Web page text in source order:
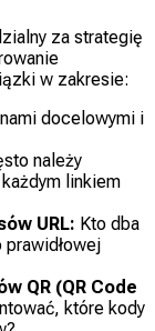
za strategię
w zakresie:
docelowymi i
należy
linkiem
URL: Kto dba
prawidłowej
QR (QR Code
które kody